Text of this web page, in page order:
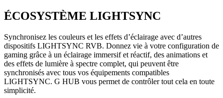
ÉCOSYSTÈME LIGHTSYNC
Synchronisez les couleurs et les effets d’éclairage avec d’autres
dispositifs LIGHTSYNC RVB. Donnez vie à votre configuration de
gaming grâce à un éclairage immersif et réactif, des animations et
des effets de lumière à spectre complet, qui peuvent être
synchronisés avec tous vos équipements compatibles
LIGHTSYNC. G HUB vous permet de contrôler tout cela en toute
simplicité.